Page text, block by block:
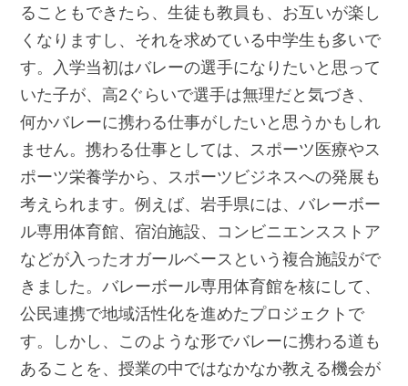
ることもできたら、生徒も教員も、お互いが楽し
くなりますし、それを求めている中学生も多いで
す。入学当初はバレーの選手になりたいと思って
いた子が、高2ぐらいで選手は無理だと気づき、
何かバレーに携わる仕事がしたいと思うかもしれ
ません。携わる仕事としては、スポーツ医療やス
ポーツ栄養学から、スポーツビジネスへの発展も
考えられます。例えば、岩手県には、バレーボー
ル専用体育館、宿泊施設、コンビニエンスストア
などが入ったオガールベースという複合施設がで
きました。バレーボール専用体育館を核にして、
公民連携で地域活性化を進めたプロジェクトで
す。しかし、このような形でバレーに携わる道も
あることを、授業の中ではなかなか教える機会が